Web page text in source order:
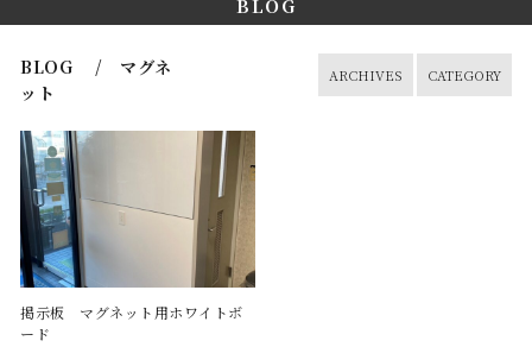
BLOG
BLOG / マグネ
ット
CATEGORY
ARCHIVES
掲示板 マグネット用ホワイトボ
ード